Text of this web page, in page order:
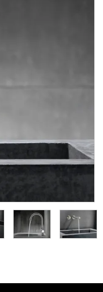
Під замовлення
13 137.60
7 882.